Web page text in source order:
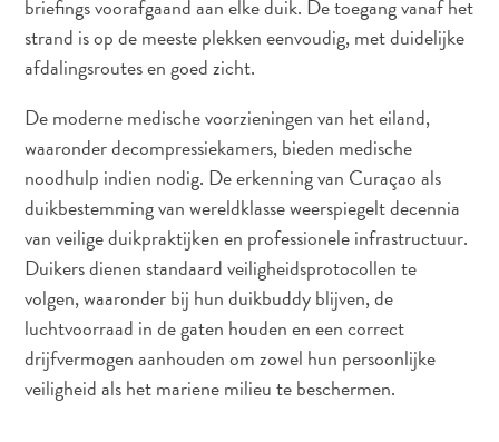
Duiken
en
snorkelen
Curaçao
briefings voorafgaand aan elke duik. De toegang vanaf het
strand is op de meeste plekken eenvoudig, met duidelijke
afdalingsroutes en goed zicht.
De moderne medische voorzieningen van het eiland,
waaronder decompressiekamers, bieden medische
noodhulp indien nodig. De erkenning van Curaçao als
duikbestemming van wereldklasse weerspiegelt decennia
van veilige duikpraktijken en professionele infrastructuur.
Duikers dienen standaard veiligheidsprotocollen te
volgen, waaronder bij hun duikbuddy blijven, de
luchtvoorraad in de gaten houden en een correct
drijfvermogen aanhouden om zowel hun persoonlijke
veiligheid als het mariene milieu te beschermen.